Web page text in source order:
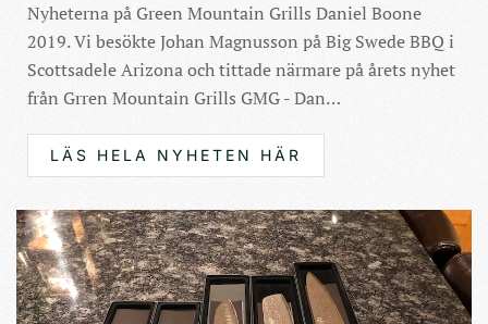
Nyheterna på Green Mountain Grills Daniel Boone
2019. Vi besökte Johan Magnusson på Big Swede BBQ i
Scottsadele Arizona och tittade närmare på årets nyhet
från Grren Mountain Grills GMG - Dan…
LÄS HELA NYHETEN HÄR